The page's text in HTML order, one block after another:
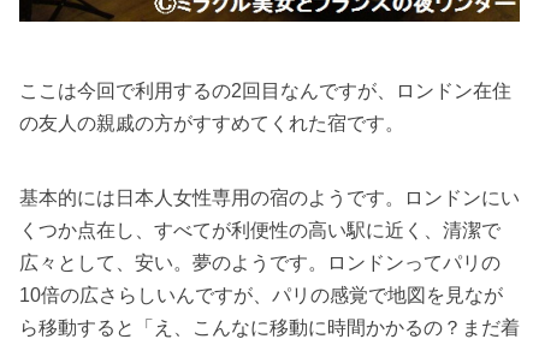
ここは今回で利用するの2回目なんですが、ロンドン在住
の友人の親戚の方がすすめてくれた宿です。
基本的には日本人女性専用の宿のようです。ロンドンにい
くつか点在し、すべてが利便性の高い駅に近く、清潔で
広々として、安い。夢のようです。ロンドンってパリの
10倍の広さらしいんですが、パリの感覚で地図を見なが
ら移動すると「え、こんなに移動に時間かかるの？まだ着